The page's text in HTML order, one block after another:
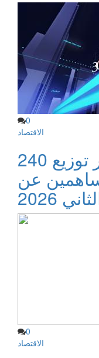
0
الاقتصاد
جرير السعودية تقرر توزيع 240
عن
2026
0
الاقتصاد